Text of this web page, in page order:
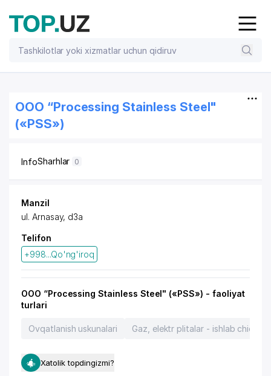
OOO “Processing Stainless Steel"
(«PSS»)
InfoSharhlar 0
Manzil
ul. Arnasay, d3a
Telifon
+998...Qo'ng'iroq
OOO “Processing Stainless Steel" («PSS») - faoliyat
turlari
Ovqatlanish uskunalari Gaz, elektr plitalar - ishlab
Xatolik topdingizmi?